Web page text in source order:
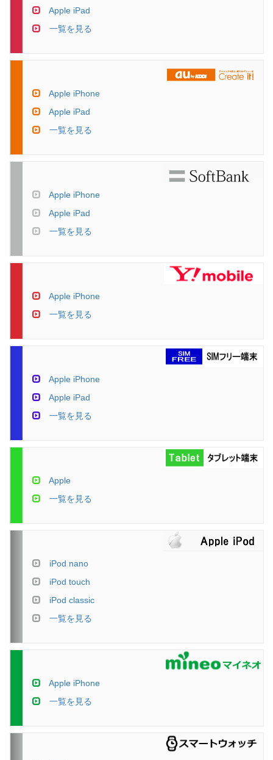
Apple iPad
一覧を見る
Apple iPhone
Apple iPad
一覧を見る
Apple iPhone
Apple iPad
一覧を見る
Apple iPhone
一覧を見る
Apple iPhone
Apple iPad
一覧を見る
Apple
一覧を見る
iPod nano
iPod touch
iPod classic
一覧を見る
Apple iPhone
一覧を見る